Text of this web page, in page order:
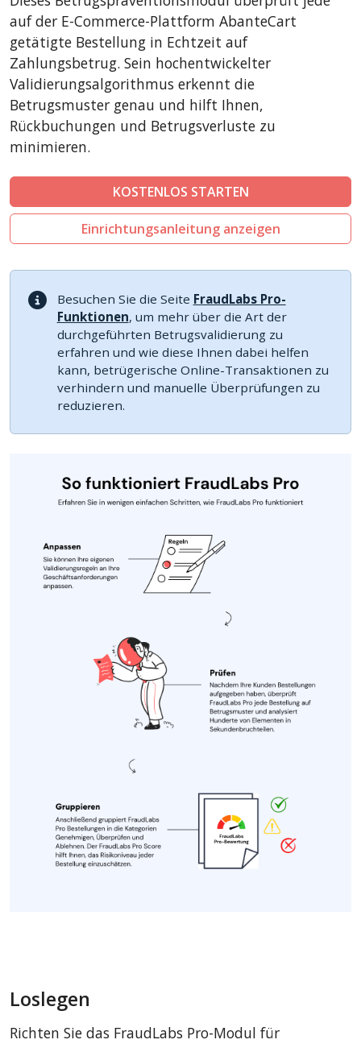
LiteCart
ZenCart
PinnacleCart
FoxyCart
Easy Digital Downloads
nopCommerce
ThirtyBees
Shopware
Sylius
auf der E-Commerce-Plattform AbanteCart
getätigte Bestellung in Echtzeit auf
Zahlungsbetrug. Sein hochentwickelter
Validierungsalgorithmus erkennt die
Betrugsmuster genau und hilft Ihnen,
Rückbuchungen und Betrugsverluste zu
minimieren.
KOSTENLOS STARTEN
Einrichtungsanleitung anzeigen
Besuchen Sie die Seite FraudLabs Pro-
Funktionen, um mehr über die Art der
durchgeführten Betrugsvalidierung zu
erfahren und wie diese Ihnen dabei helfen
kann, betrügerische Online-Transaktionen zu
verhindern und manuelle Überprüfungen zu
reduzieren.
Loslegen
Richten Sie das FraudLabs Pro-Modul für